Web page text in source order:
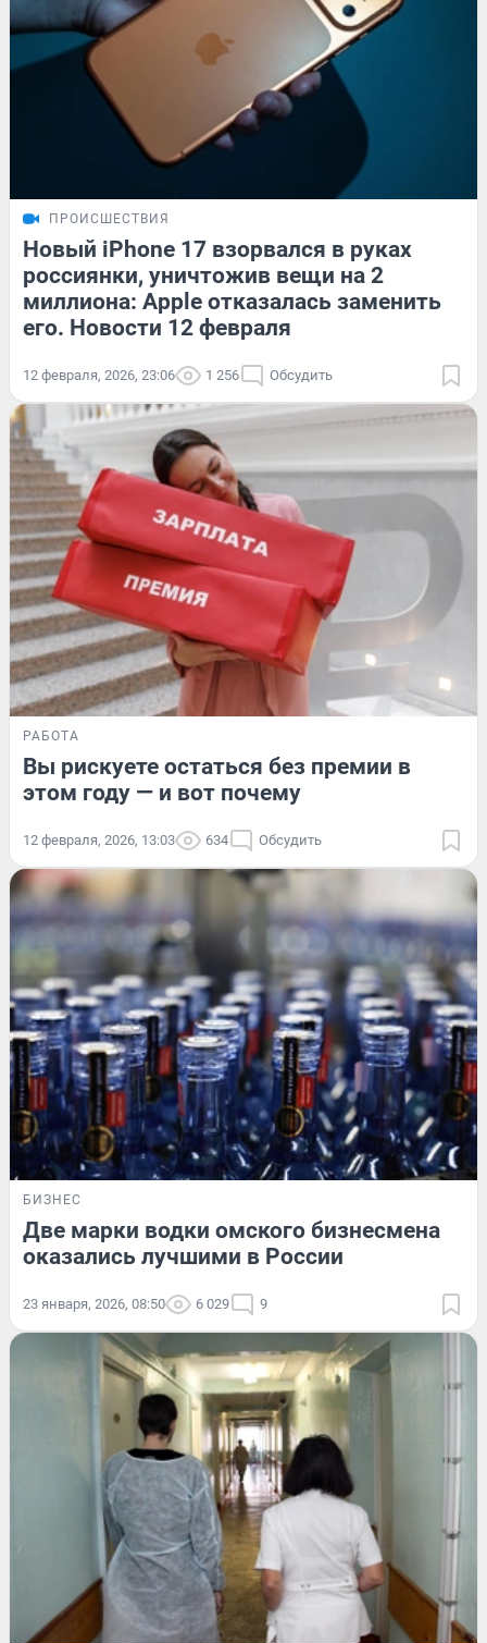
ПРОИСШЕСТВИЯ
Новый iPhone 17 взорвался в руках
россиянки, уничтожив вещи на 2
миллиона: Apple отказалась заменить
его. Новости 12 февраля
12 февраля, 2026, 23:06 1 256 Обсудить
РАБОТА
Вы рискуете остаться без премии в
этом году — и вот почему
12 февраля, 2026, 13:03 634 Обсудить
БИЗНЕС
Две марки водки омского бизнесмена
оказались лучшими в России
23 января, 2026, 08:50 6 029 9